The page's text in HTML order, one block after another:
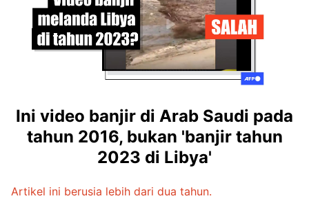
Ini video banjir di Arab Saudi pada
tahun 2016, bukan 'banjir tahun
2023 di Libya'
Artikel ini berusia lebih dari dua tahun.